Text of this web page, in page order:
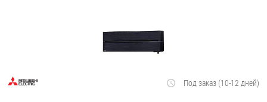
Под заказ (10-12 дней)